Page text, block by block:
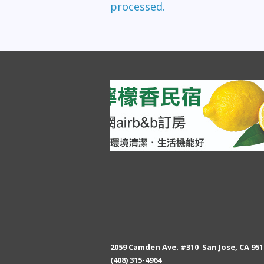
processed.
2059 Camden Ave. #310 San Jose, CA
(408) 315-4964